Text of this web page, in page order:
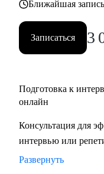
Ближайшая запись
Записаться 3
Подготовка к
онлайн
Консультация для
интервью или
Развернуть